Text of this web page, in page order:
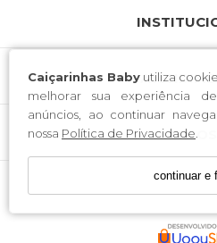
Caiçarinhas Baby utiliza
melhorar sua experiência
anúncios, ao continuar
nossa Política de Privacidade.
continuar e
SELOS